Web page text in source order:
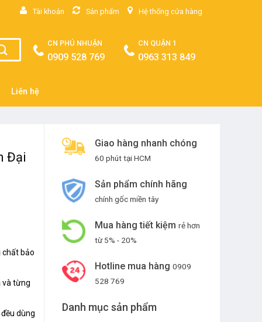
Tài khoản Sản phẩm Hệ thống cửa hàng
CN PHÚ NHUẬN
0909 528 769
CN QUẬN 1
0963 313 849
Liên hệ
Giao hàng nhanh chóng
60 phút tại HCM
Sản phẩm chính hãng
chính gốc miền tây
Mua hàng tiết kiệm rẻ hơn
từ 5% - 20%
Hotline mua hàng 0909
528 769
Danh mục sản phẩm
Đại
chất bảo
và từng
dùng